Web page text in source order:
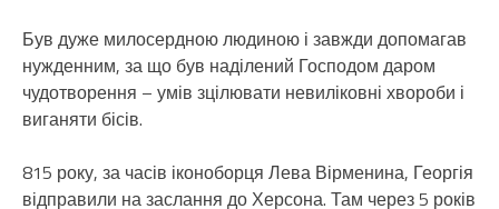
Був дуже милосердною людиною і завжди допомагав
нужденним, за що був наділений Господом даром
чудотворення – умів зцілювати невиліковні хвороби і
виганяти бісів.
815 року, за часів іконоборця Лева Вірменина, Георгія
відправили на заслання до Херсона. Там через 5 років